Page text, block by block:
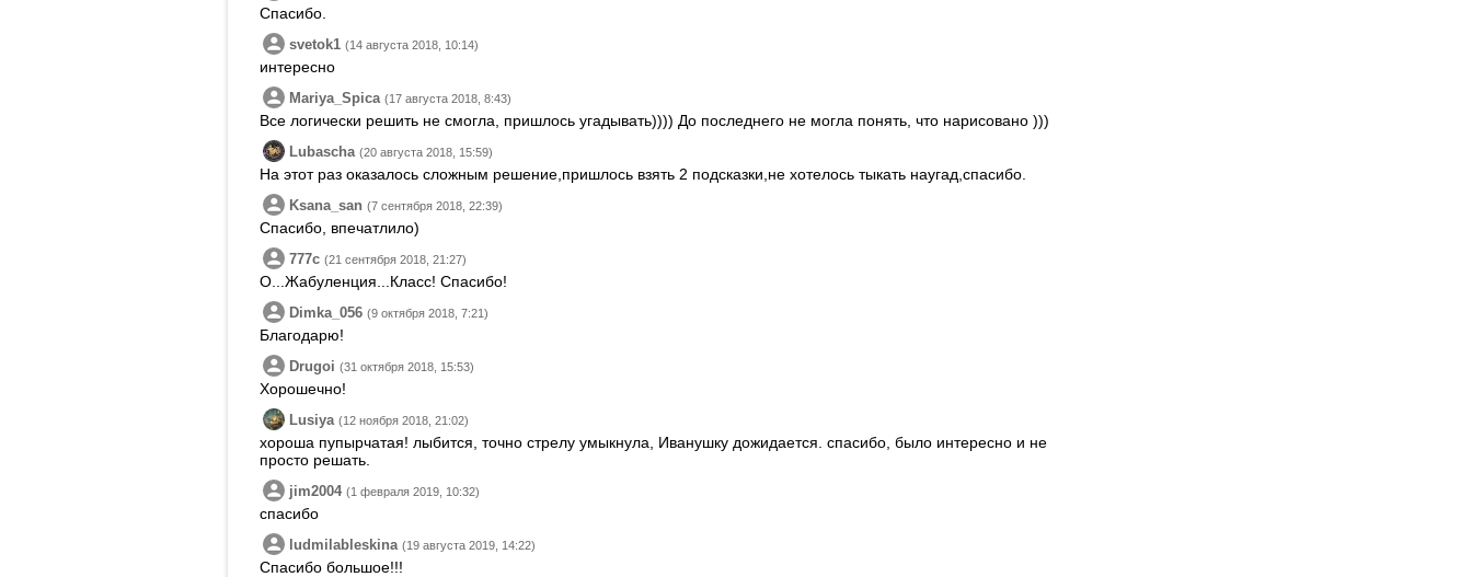
Спасибо.
svetok1 (14 августа 2018, 10:14)
интересно
Mariya_Spica (17 августа 2018, 8:43)
Все логически решить не смогла, пришлось угадывать)))) До последнего не могла понять, что нарисовано )))
Lubascha (20 августа 2018, 15:59)
На этот раз оказалось сложным решение,пришлось взять 2 подсказки,не хотелось тыкать наугад,спасибо.
Ksana_san (7 сентября 2018, 22:39)
Спасибо, впечатлило)
777c (21 сентября 2018, 21:27)
О...Жабуленция...Класс! Спасибо!
Dimka_056 (9 октября 2018, 7:21)
Благодарю!
Drugoi (31 октября 2018, 15:53)
Хорошечно!
Lusiya (12 ноября 2018, 21:02)
хороша пупырчатая! лыбится, точно стрелу умыкнула, Иванушку дожидается. спасибо, было интересно и не
просто решать.
jim2004 (1 февраля 2019, 10:32)
спасибо
ludmilableskina (19 августа 2019, 14:22)
Спасибо большое!!!